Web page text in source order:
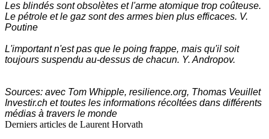
Les blindés sont obsolètes et l'arme atomique trop coûteuse.
Le pétrole et le gaz sont des armes bien plus efficaces. V.
Poutine
L'important n'est pas que le poing frappe, mais qu'il soit
toujours suspendu au-dessus de chacun. Y. Andropov.
Sources: avec Tom Whipple, resilience.org, Thomas Veuillet
Investir.ch et toutes les informations récoltées dans différents
médias à travers le monde
Derniers articles de Laurent Horvath